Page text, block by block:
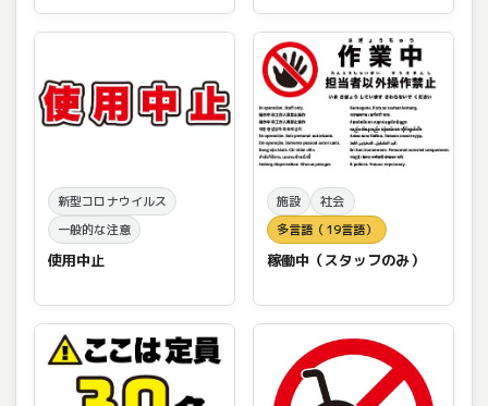
新型コロナウイルス
一般的な注意
使用中止
施設
社会
多言語（19言語）
稼働中（スタッフのみ）